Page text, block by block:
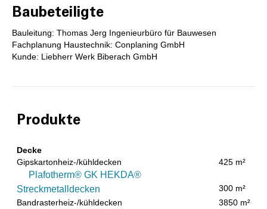
Baubeteiligte
Bauleitung: Thomas Jerg Ingenieurbüro für Bauwesen
Fachplanung Haustechnik: Conplaning GmbH
Kunde: Liebherr Werk Biberach GmbH
Produkte
Decke
Gipskartonheiz-/kühldecken
Plafotherm® GK HEKDA®
425 m²
Streckmetalldecken
300 m²
Bandrasterheiz-/kühldecken
3850 m²